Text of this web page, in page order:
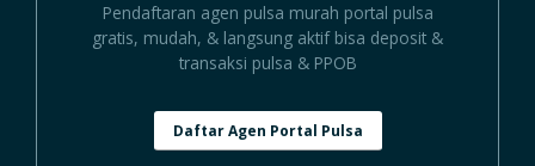
Pendaftaran agen pulsa murah portal pulsa
gratis, mudah, & langsung aktif bisa deposit &
transaksi pulsa & PPOB
Daftar Agen Portal Pulsa